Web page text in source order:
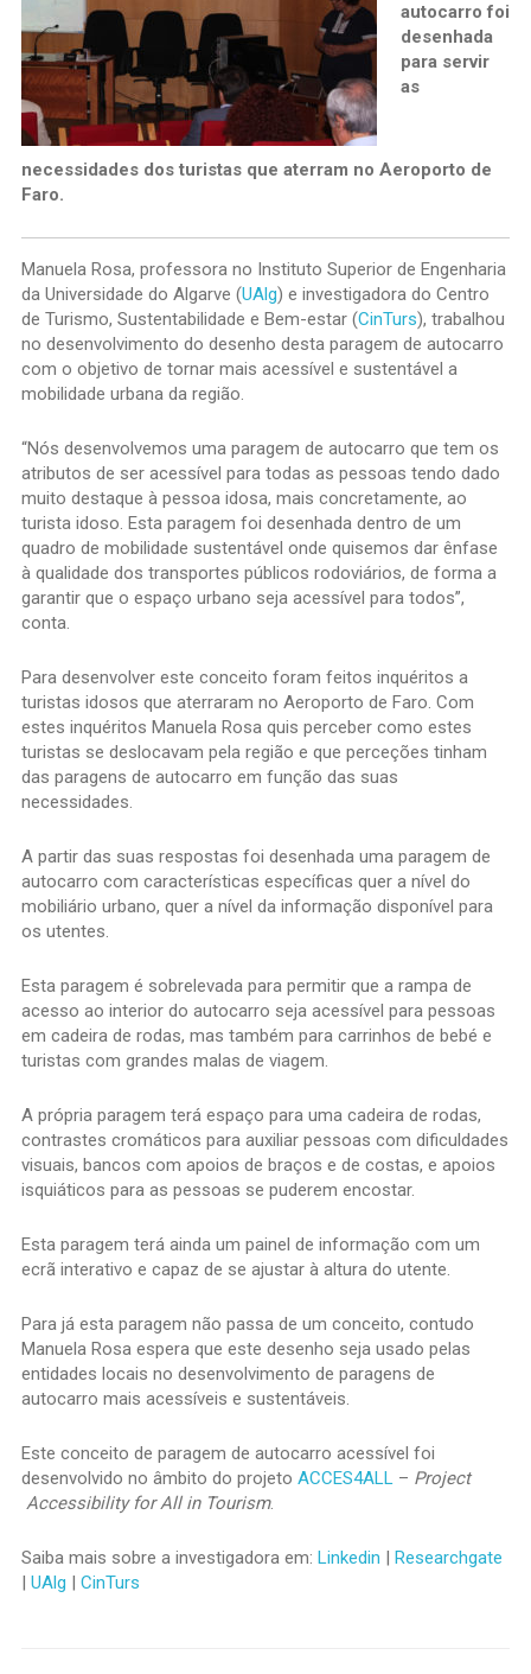
autocarro foi
desenhada
para servir
as
necessidades dos turistas que aterram no Aeroporto de
Faro.
Manuela Rosa, professora no Instituto Superior de Engenharia
da Universidade do Algarve (UAlg) e investigadora do Centro
de Turismo, Sustentabilidade e Bem-estar (CinTurs), trabalhou
no desenvolvimento do desenho desta paragem de autocarro
com o objetivo de tornar mais acessível e sustentável a
mobilidade urbana da região.
“Nós desenvolvemos uma paragem de autocarro que tem os
atributos de ser acessível para todas as pessoas tendo dado
muito destaque à pessoa idosa, mais concretamente, ao
turista idoso. Esta paragem foi desenhada dentro de um
quadro de mobilidade sustentável onde quisemos dar ênfase
à qualidade dos transportes públicos rodoviários, de forma a
garantir que o espaço urbano seja acessível para todos”,
conta.
Para desenvolver este conceito foram feitos inquéritos a
turistas idosos que aterraram no Aeroporto de Faro. Com
estes inquéritos Manuela Rosa quis perceber como estes
turistas se deslocavam pela região e que perceções tinham
das paragens de autocarro em função das suas
necessidades.
A partir das suas respostas foi desenhada uma paragem de
autocarro com características específicas quer a nível do
mobiliário urbano, quer a nível da informação disponível para
os utentes.
Esta paragem é sobrelevada para permitir que a rampa de
acesso ao interior do autocarro seja acessível para pessoas
em cadeira de rodas, mas também para carrinhos de bebé e
turistas com grandes malas de viagem.
A própria paragem terá espaço para uma cadeira de rodas,
contrastes cromáticos para auxiliar pessoas com dificuldades
visuais, bancos com apoios de braços e de costas, e apoios
isquiáticos para as pessoas se puderem encostar.
Esta paragem terá ainda um painel de informação com um
ecrã interativo e capaz de se ajustar à altura do utente.
Para já esta paragem não passa de um conceito, contudo
Manuela Rosa espera que este desenho seja usado pelas
entidades locais no desenvolvimento de paragens de
autocarro mais acessíveis e sustentáveis.
Este conceito de paragem de autocarro acessível foi
desenvolvido no âmbito do projeto ACCES4ALL– Project
Accessibility for All in Tourism.
Saiba mais sobre a investigadora em: Linkedin
Researchgate
UAlg CinTurs